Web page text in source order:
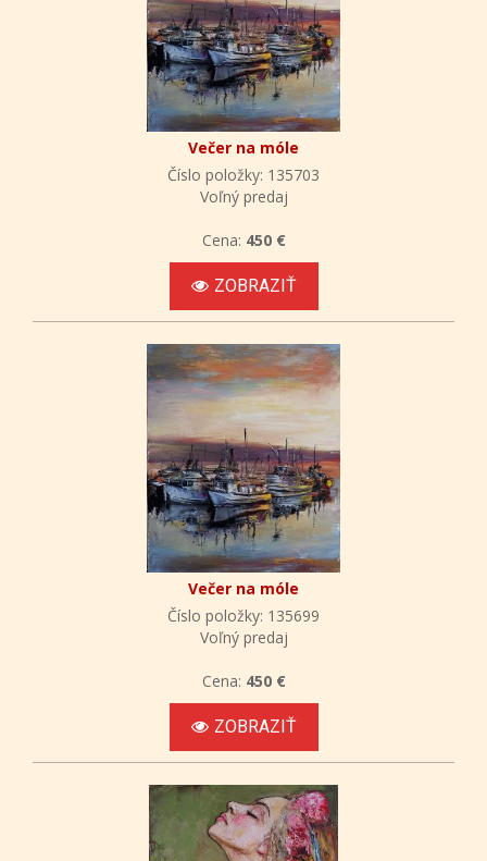
Večer na móle
Číslo položky: 135703
Voľný predaj
Cena: 450 €
ZOBRAZIŤ
Večer na móle
Číslo položky: 135699
Voľný predaj
Cena: 450 €
ZOBRAZIŤ